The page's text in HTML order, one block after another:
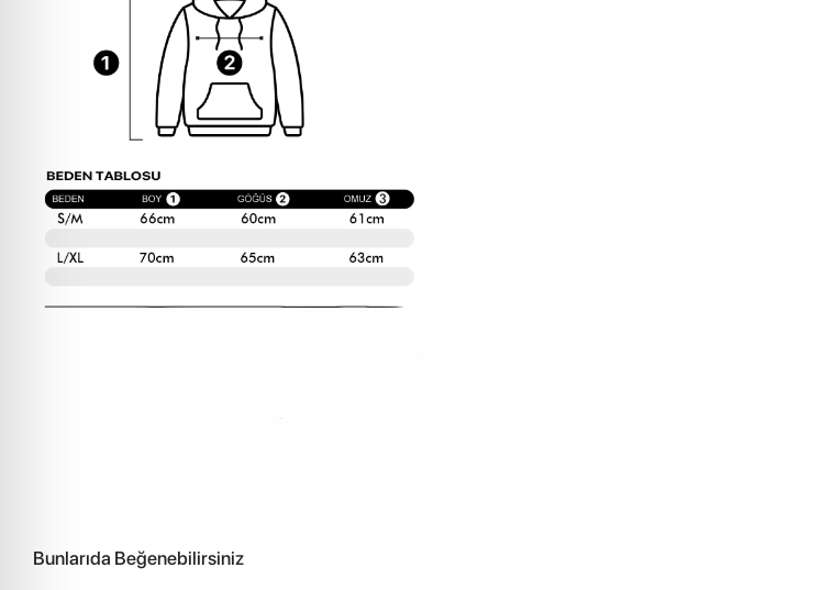
Bunlarıda Beğenebilirsiniz